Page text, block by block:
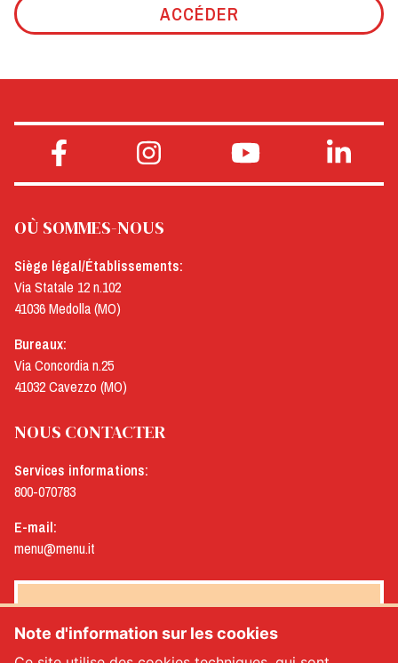
ACCÉDER
OÙ SOMMES-NOUS
Siège légal/Établissements:
Via Statale 12 n.102
41036 Medolla (MO)
Bureaux:
Via Concordia n.25
41032 Cavezzo (MO)
NOUS CONTACTER
Services informations:
800-070783
E-mail:
menu@menu.it
NEWSLETTER MENÙ
Note d'information sur les cookies